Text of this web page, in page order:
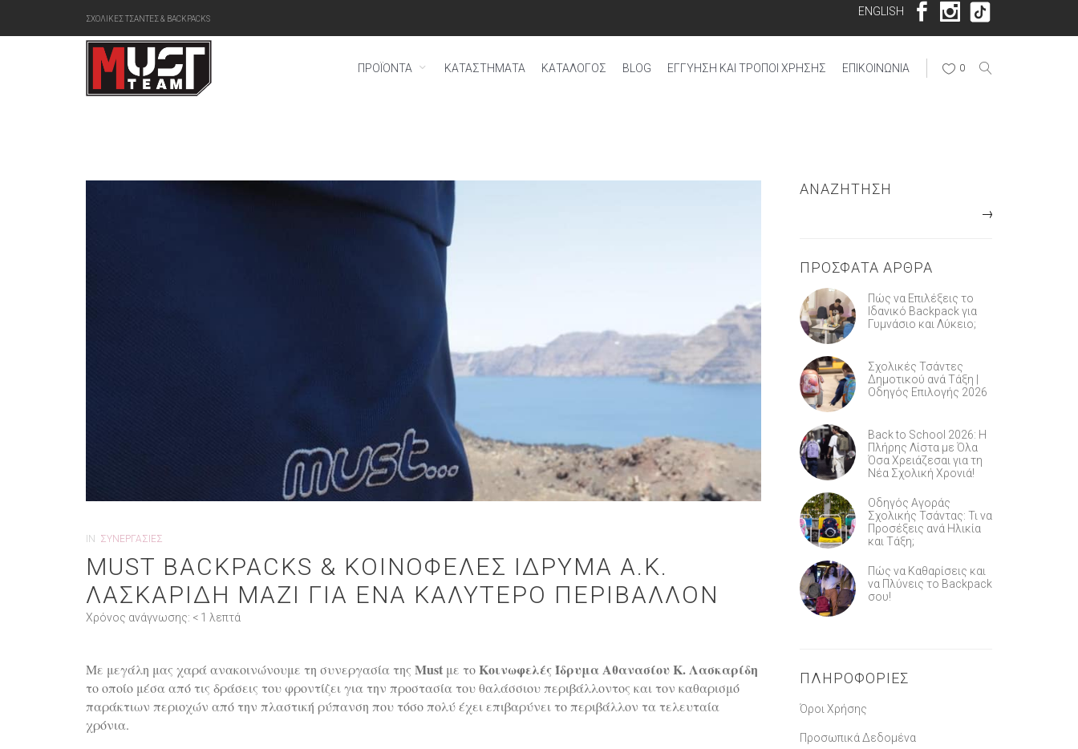
ΣΧΟΛΙΚΕΣ ΤΣΑΝΤΕΣ & BACKPACKS
ENGLISH
ΠΡΟΪΟΝΤΑ ΚΑΤΑΣΤΗΜΑΤΑ ΚΑΤΑΛΟΓΟΣ BLOG ΕΓΓΎΗΣΗ ΚΑΙ ΤΡΌΠΟΙ ΧΡΉΣΗΣ ΕΠΙΚΟΙΝΩΝΊΑ 0
IN ΣΥΝΕΡΓΑΣΊΕΣ
MUST BACKPACKS & ΚΟΙΝΟΦΕΛΕΣ ΙΔΡΥΜΑ Α.Κ.
ΛΑΣΚΑΡΙΔΗ ΜΑΖΙ ΓΙΑ ΕΝΑ ΚΑΛΥΤΕΡΟ ΠΕΡΙΒΑΛΛΟΝ
Χρόνος ανάγνωσης: < 1 λεπτά
Με μεγάλη μας χαρά ανακοινώνουμε τη συνεργασία της Must με τοΚοινωφελές Ίδρυμα Αθανασίου Κ. Λασκαρίδη
το οποίο μέσα από τις δράσεις του φροντίζει για την προστασία του θαλάσσιου περιβάλλοντος και τον καθαρισμό
παράκτιων περιοχών από την πλαστική ρύπανση που τόσο πολύ έχει επιβαρύνει το περιβάλλον τα τελευταία
χρόνια.
ΑΝΑΖΉΤΗΣΗ
ΠΡΟΣΦΑΤΑ ΑΡΘΡΑ
Πώς να Επιλέξεις το
Ιδανικό Backpack για
Γυμνάσιο και Λύκειο;
Σχολικές Τσάντες
Δημοτικού ανά Τάξη |
Οδηγός Επιλογής 2026
Back to School 2026: Η
Πλήρης Λίστα με Όλα
Όσα Χρειάζεσαι για τη
Νέα Σχολική Χρονιά!
Οδηγός Αγοράς
Σχολικής Τσάντας: Τι να
Προσέξεις ανά Ηλικία
και Τάξη;
Πώς να Καθαρίσεις και
να Πλύνεις το Backpack
σου!
ΠΛΗΡΟΦΟΡΊΕΣ
Όροι Χρήσης
Προσωπικά Δεδομένα